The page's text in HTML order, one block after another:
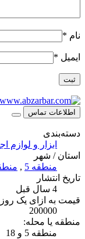
نام *
ایمیل *
اطلاعات تماس
دسته‌بندی
ابزار و لوازم
استان / شهر
منطقه 5 ,
تاریخ انتشار
4 سال قبل
قیمت به ازای یک روز
200000
منطقه یا محله:
منطقه 5 و 18